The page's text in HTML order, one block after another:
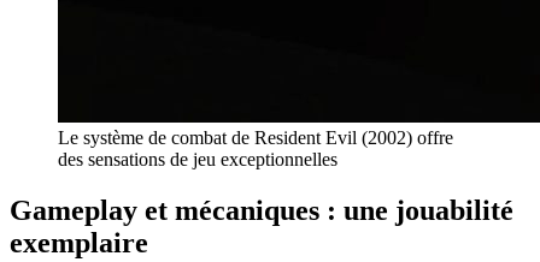
Le système de combat de Resident Evil (2002) offre
des sensations de jeu exceptionnelles
Gameplay et mécaniques : une jouabilité
exemplaire